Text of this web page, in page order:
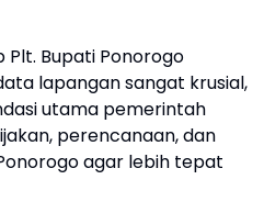
Plt. Bupati Ponorogo
lapangan sangat krusial,
utama pemerintah
perencanaan, dan
agar lebih tepat